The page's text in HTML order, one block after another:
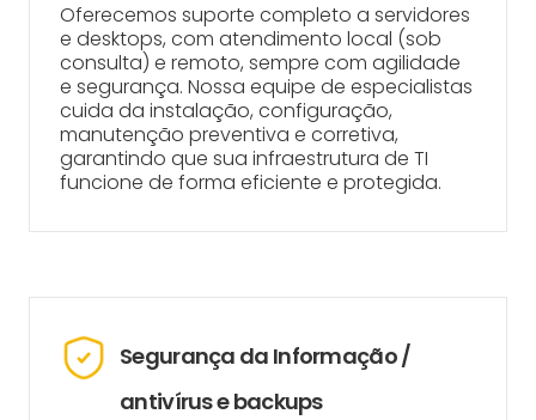
Oferecemos suporte completo a servidores
e desktops, com atendimento local (sob
consulta) e remoto, sempre com agilidade
e segurança. Nossa equipe de especialistas
cuida da instalação, configuração,
manutenção preventiva e corretiva,
garantindo que sua infraestrutura de TI
funcione de forma eficiente e protegida.
Segurança da Informação /
antivírus e backups